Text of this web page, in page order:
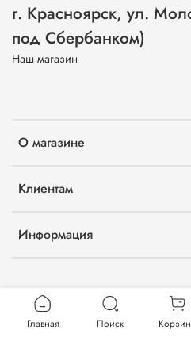
О магазине
Клиентам
Информация
г. Красноярск, ул.
под Сбербанком)
Наш магазин
Главная Поиск